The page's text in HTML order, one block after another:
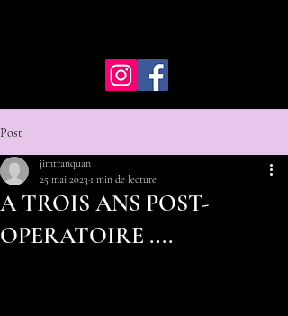
Post
A TROIS ANS POST-
OPERATOIRE ....
jimtranquan
25 mai 2023 1 min de lecture